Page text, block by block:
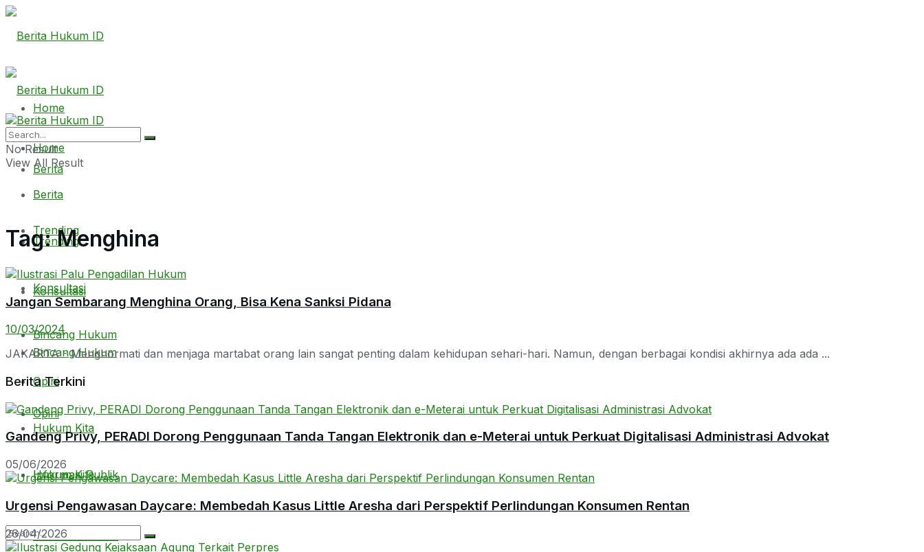
Home
Berita
Trending
Konsultasi
Bincang Hukum
Opini
Hukum Kita
Informasi Publik
Home
Berita
Trending
Konsultasi
Bincang Hukum
Opini
Hukum Kita
Informasi Publik
No Result
View All Result
Tag:Menghina
Jangan Sembarang Menghina Orang, Bisa Kena Sanksi Pidana
10/03/2024
JAKARTA - Menghormati dan menjaga martabat orang lain sangat penting dalam kehidupan sehari-hari. Namun, dengan berbagai kondisi akhirnya ada ada ...
Berita Terkini
Gandeng Privy, PERADI Dorong Penggunaan Tanda Tangan Elektronik dan e-Meterai untuk Perkuat Digitalisasi Administrasi Advokat
05/06/2026
Urgensi Pengawasan Daycare: Membedah Kasus Little Aresha dari Perspektif Perlindungan Konsumen Rentan
26/04/2026